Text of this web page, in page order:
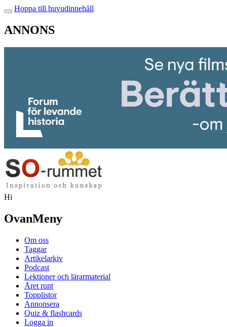
Hoppa till huvudinnehåll
ANNONS
Hi
OvanMeny
Om oss
Taggar
Artikelarkiv
Podcast
Lektioner och lärarmaterial
Året runt
Topplistor
Annonsera
Quiz & flashcards
Logga in